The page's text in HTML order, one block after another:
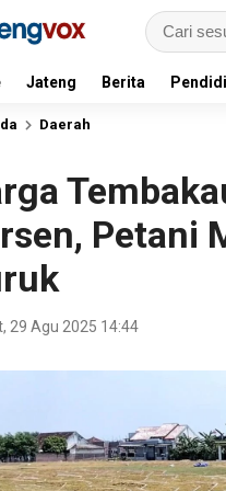
Jateng Berita
Daerah
Petani
29 Agu 2025 14:44